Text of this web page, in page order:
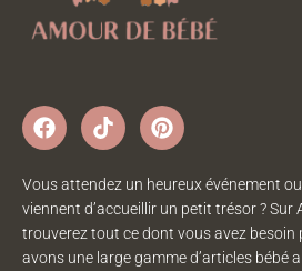
Vous attendez un heureux événement
viennent d’accueillir un petit trésor ? Sur
trouverez tout ce dont vous avez besoin
avons une large gamme d’articles bébé